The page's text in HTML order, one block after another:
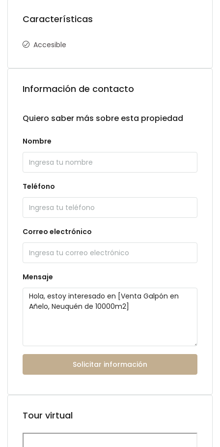
Características
Accesible
Información de contacto
Quiero saber más sobre esta propiedad
Nombre
Teléfono
Correo electrónico
Mensaje
Solicitar información
Tour virtual